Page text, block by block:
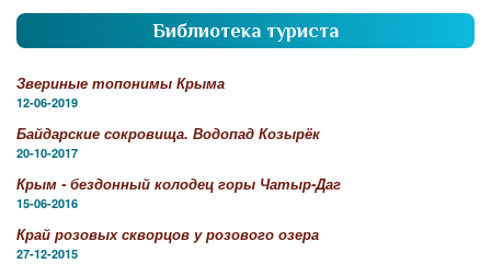
Библиотека туриста
Звериные топонимы Крыма
12-06-2019
Байдарские сокровища. Водопад Козырёк
20-10-2017
Крым - бездонный колодец горы Чатыр-Даг
15-06-2016
Край розовых скворцов у розового озера
27-12-2015